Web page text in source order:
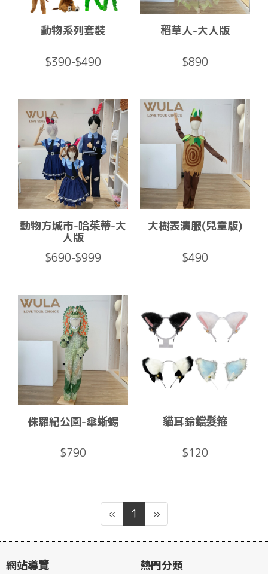
動物系列套裝
$390-$490
稻草人-大人版
$890
動物方城市-哈茱蒂-大
人版
$690-$999
大樹表演服(兒童版)
$490
侏羅紀公園-傘蜥蜴
$790
貓耳鈴鐺髮箍
$120
« 1 »
網站導覽
熱門分類